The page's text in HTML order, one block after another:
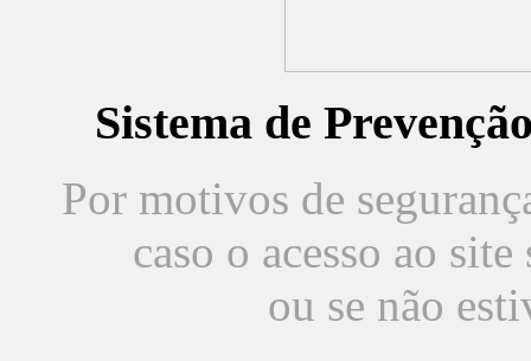
Sistema de
Por motivos de
caso o acesso ao
ou se não